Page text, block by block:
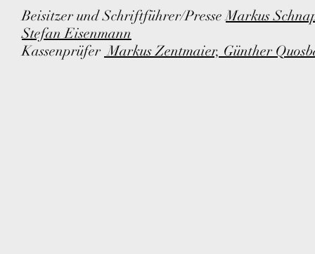
Beisitzer und Schriftführer/PresseMarkus
Stefan Eisenmann
Kassenprüfer Markus Zentmaier, Günther